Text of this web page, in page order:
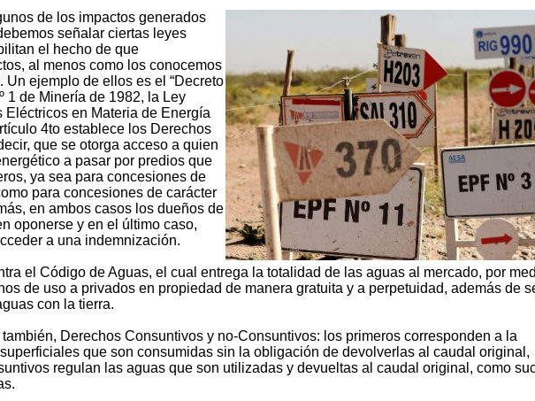
de los impactos generados
señalar ciertas leyes
el hecho de que
al menos como los conocemos
Un ejemplo de ellos es el “Decreto
1 de Minería de 1982, la Ley
Eléctricos en Materia de Energía
4to establece los Derechos
que se otorga acceso a quien
a pasar por predios que
ya sea para concesiones de
para concesiones de carácter
en ambos casos los dueños de
oponerse y en el último caso,
a una indemnización.
el Código de Aguas, el cual entrega la totalidad de las aguas al mercado, por
de uso a privados en propiedad de manera gratuita y a perpetuidad, además de
con la tierra.
Derechos Consuntivos y no-Consuntivos: los primeros corresponden a la
que son consumidas sin la obligación de devolverlas al caudal original,
regulan las aguas que son utilizadas y devueltas al caudal original, como